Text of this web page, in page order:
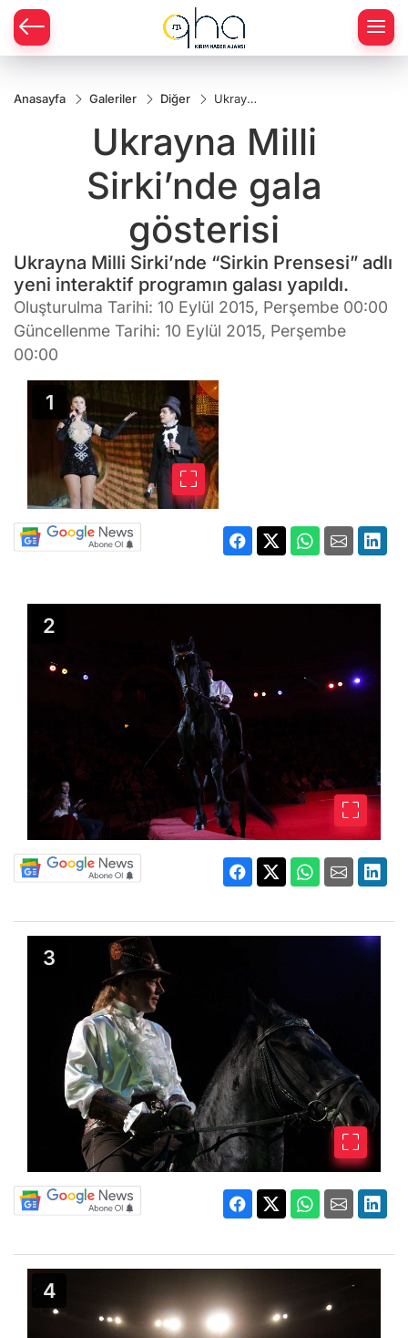
Anasayfa Galeriler Diğer
Ukrayna
Sirki’nde
gala
gösterisi
Ukrayna Milli
Sirki’nde gala
gösterisi
Ukrayna Milli Sirki’nde “Sirkin Prensesi” adlı
yeni interaktif programın galası yapıldı.
Oluşturulma Tarihi: 10 Eylül 2015, Perşembe 00:00
Güncellenme Tarihi: 10 Eylül 2015, Perşembe
00:00